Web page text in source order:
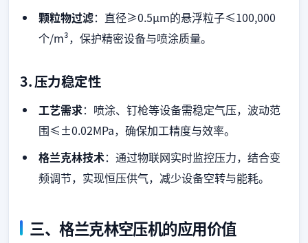
颗粒物过滤：直径≥0.5μm的悬浮粒子≤100,000
个/m³，保护精密设备与喷涂质量。
3.压力稳定性
工艺需求：喷涂、钉枪等设备需稳定气压，波动范
围≤±0.02MPa，确保加工精度与效率。
格兰克林技术：通过物联网实时监控压力，结合变
频调节，实现恒压供气，减少设备空转与能耗。
三、格兰克林空压机的应用价值